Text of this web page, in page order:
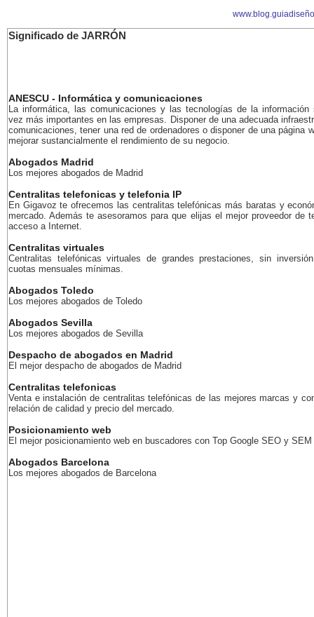
Significado de JARRÓN
ANESCU - Informática y comunicaciones
La informática, las comunicaciones y las tecnologías de la información
vez más importantes en las empresas. Disponer de una adecuada
comunicaciones, tener una red de ordenadores o disponer de una página
mejorar sustancialmente el rendimiento de su negocio.
Abogados Madrid
Los mejores abogados de Madrid
Centralitas telefonicas y telefonia IP
En Gigavoz te ofrecemos las centralitas telefónicas más baratas y
mercado. Además te asesoramos para que elijas el mejor proveedor de
acceso a Internet.
Centralitas virtuales
Centralitas telefónicas virtuales de grandes prestaciones, sin
cuotas mensuales mínimas.
Abogados Toledo
Los mejores abogados de Toledo
Abogados Sevilla
Los mejores abogados de Sevilla
Despacho de abogados en Madrid
El mejor despacho de abogados de Madrid
Centralitas telefonicas
Venta e instalación de centralitas telefónicas de las mejores marcas y
relación de calidad y precio del mercado.
Posicionamiento web
El mejor posicionamiento web en buscadores con Top Google SEO y SEM
Abogados Barcelona
Los mejores abogados de Barcelona